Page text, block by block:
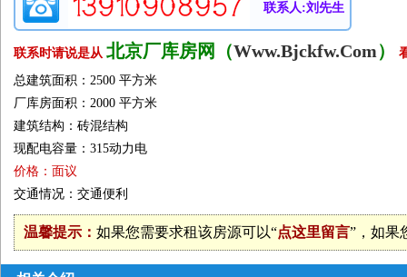
联系人:刘先生
联系时请说是从 北京厂库房网（Www.Bjckfw.Com）
总建筑面积：2500 平方米
厂库房面积：2000 平方米
建筑结构：砖混结构
现配电容量：315动力电
价格：面议
交通情况：交通便利
温馨提示： 如果您需要求租该房源可以“点这里留言”，如果